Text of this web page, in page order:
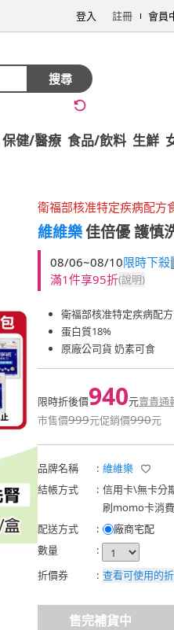
登入 註冊 會員
搜尋
保健/醫療 食品/飲料 生鮮
衛福部核准特定疾病配方
維維樂佳倍優 護慎
08/06~08/10限時下
滿1件享95折(說明)
衛福部核准特定疾病配
蛋白質18%
原廠公司貨 奶素可食
限時折後價940元賣貴通
市售價999元促銷價990元
品牌名稱 : 維維樂
結帳方式
: 信用卡\無卡分
刷momo卡消
配送方式
:
廠商宅配
數量
:
折價券
: 查看可使用的
售完補貨中